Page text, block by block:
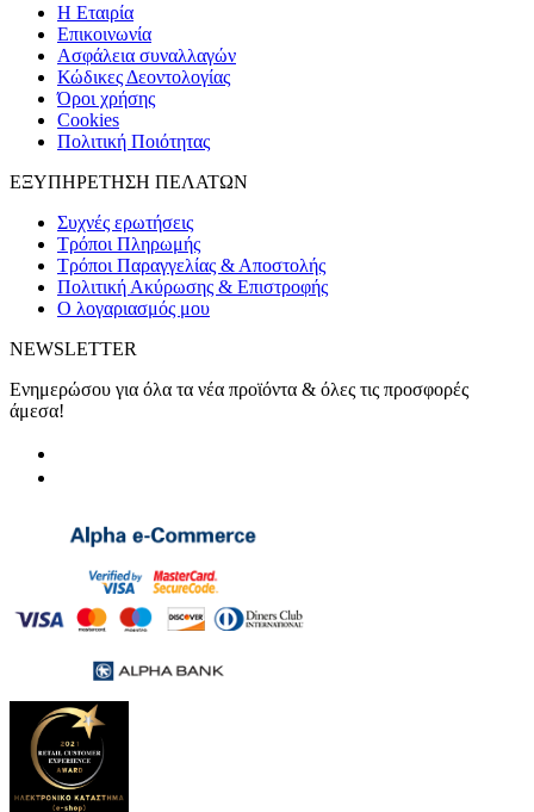
H Εταιρία
Eπικοινωνία
Ασφάλεια συναλλαγών
Κώδικες Δεοντολογίας
Όροι χρήσης
Cookies
Πολιτική Ποιότητας
ΕΞΥΠΗΡΕΤΗΣΗ ΠΕΛΑΤΩΝ
Συχνές ερωτήσεις
Τρόποι Πληρωμής
Τρόποι Παραγγελίας & Αποστολής
Πολιτική Ακύρωσης & Επιστροφής
Ο λογαριασμός μου
NEWSLETTER
Ενημερώσου για όλα τα νέα προϊόντα & όλες τις προσφορές
άμεσα!